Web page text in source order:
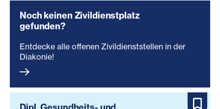
Noch keinen Zivildienstplatz
gefunden?
Entdecke alle offenen Zivildienststellen in der
Diakonie!